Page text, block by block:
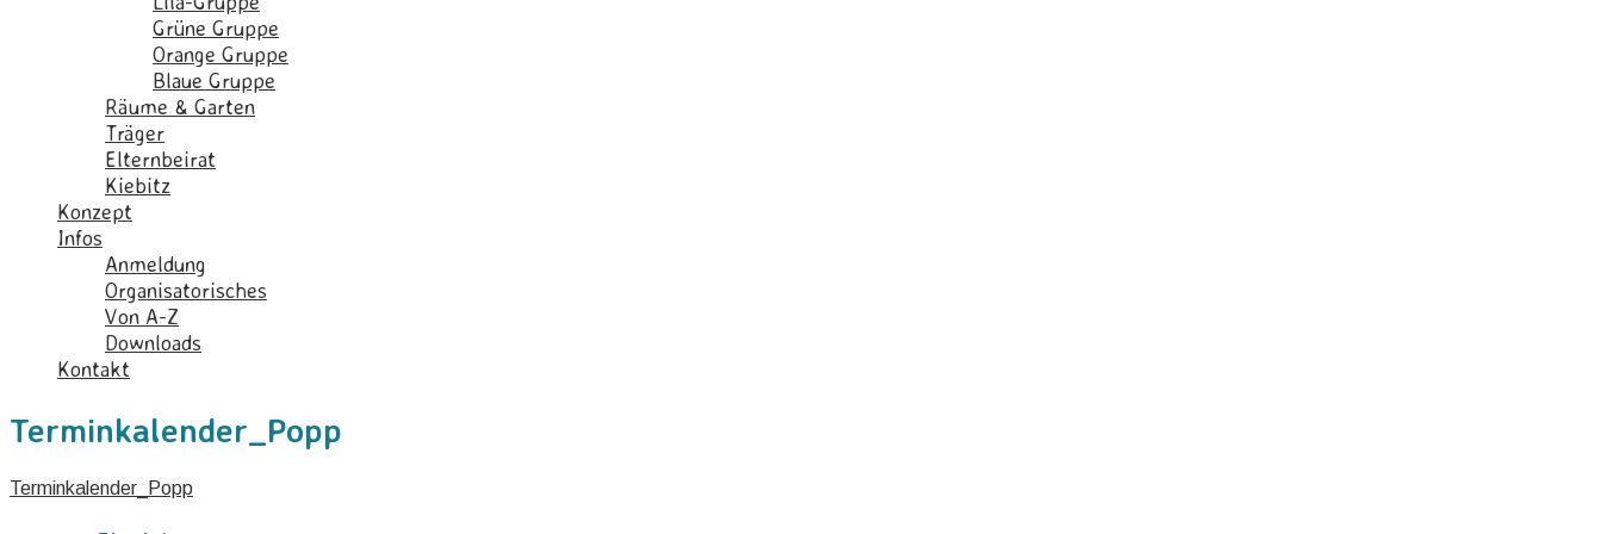
Grüne Gruppe
Orange Gruppe
Blaue Gruppe
Räume & Garten
Träger
Elternbeirat
Kiebitz
Konzept
Infos
Anmeldung
Organisatorisches
Von A-Z
Downloads
Kontakt
Terminkalender_Popp
Terminkalender_Popp